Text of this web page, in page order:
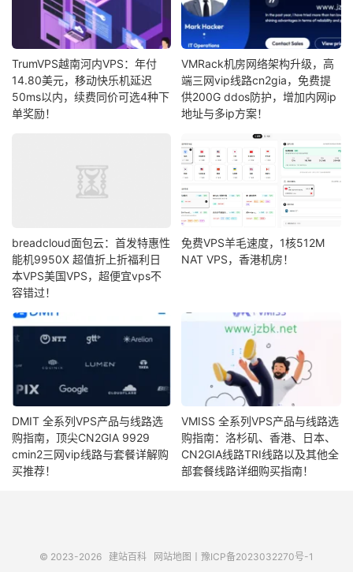
TrumVPS越南河内VPS：年付
14.80美元，移动快乐机延迟
50ms以内，续费同价可选4种下
单奖励！
VMRack机房网络架构升级，高
端三网vip线路cn2gia，免费提
供200G ddos防护，增加内网ip
地址与多ip方案！
breadcloud面包云：首发特惠性
能机9950X 超值折上折福利日
本VPS美国VPS，超便宜vps不
容错过！
免费VPS羊毛速度，1核512M
NAT VPS，香港机房！
DMIT 全系列VPS产品与线路选
购指南，顶尖CN2GIA 9929
cmin2三网vip线路与套餐详解购
买推荐！
VMISS 全系列VPS产品与线路选
购指南：洛杉矶、香港、日本、
CN2GIA线路TRI线路以及其他全
部套餐线路详细购买指南！
© 2023-2026 建站百科 网站地图 豫ICP备2023032270号-1